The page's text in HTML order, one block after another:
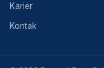
Karier
Kontak